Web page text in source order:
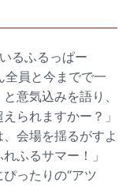
るふるっぱー
全員と今までで一
意気込みを語り、
られますかー？」
会場を揺るがすよ
ふるサマー！」
ったりの“アツ